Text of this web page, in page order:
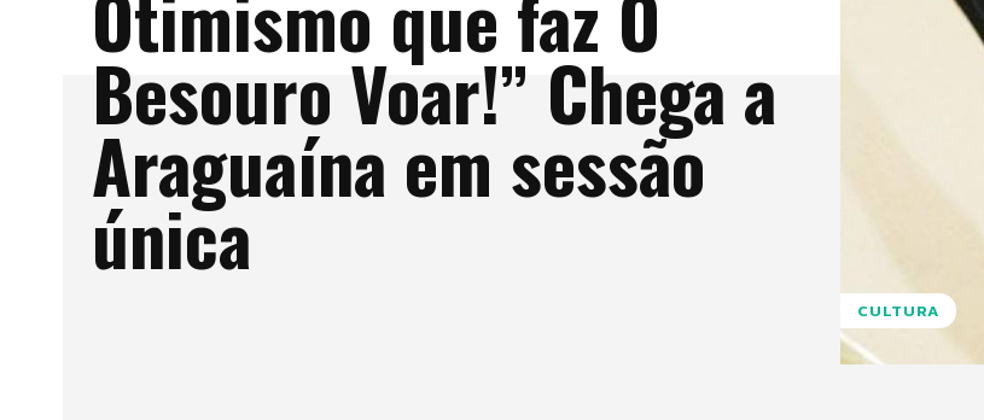
Besouro Voar!” Chega a
Araguaína em sessão
única
CULTURA